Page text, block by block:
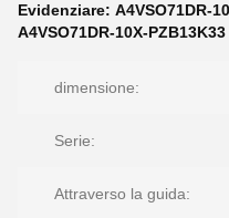
Evidenziare: A4VSO71DR-
A4VSO71DR-10X-PZB13K33
dimensione:
Serie:
Attraverso la guida: